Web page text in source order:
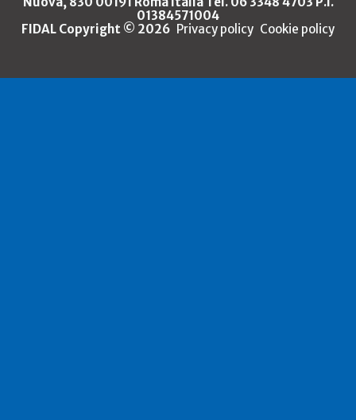
01384571004
FIDAL Copyright © 2026 Privacy policy Cookie policy